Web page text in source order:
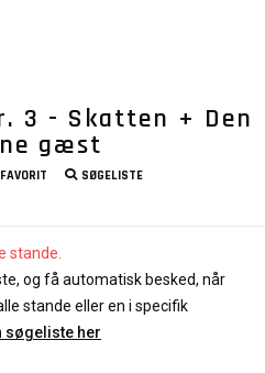
3 - Skatten + Den
gæst
FAVORIT SØGELISTE
stande.
og få automatisk besked, når
stande eller en i specifik
søgeliste her